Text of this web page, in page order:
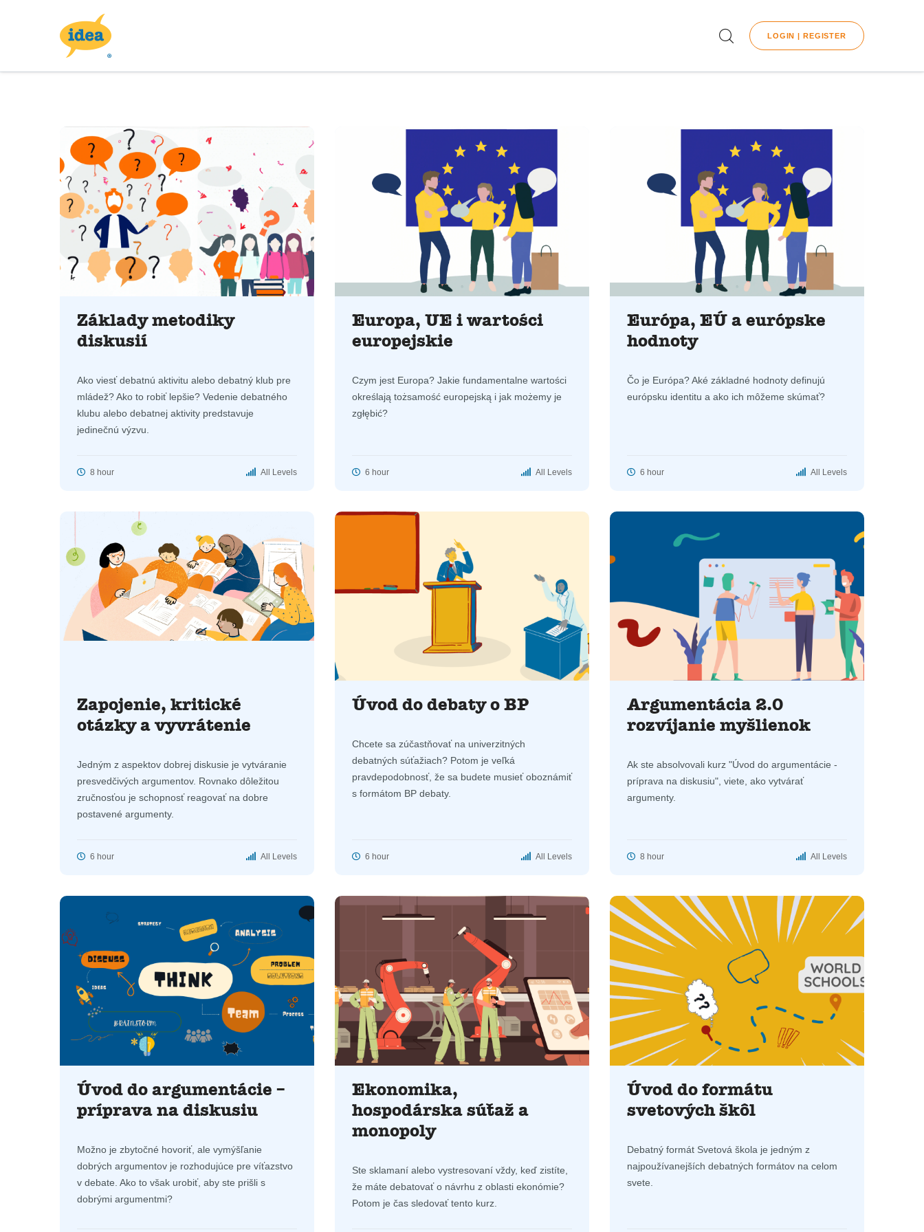
LOGIN | REGISTER
Základy metodiky
diskusií
Ako viesť debatnú aktivitu alebo debatný klub pre
mládež? Ako to robiť lepšie? Vedenie debatného
klubu alebo debatnej aktivity predstavuje
jedinečnú výzvu.
8 hour All Levels
Europa, UE i wartości
europejskie
Czym jest Europa? Jakie fundamentalne wartości
określają tożsamość europejską i jak możemy je
zgłębić?
6 hour All Levels
Európa, EÚ a európske
hodnoty
Čo je Európa? Aké základné hodnoty definujú
európsku identitu a ako ich môžeme skúmať?
6 hour All Levels
Zapojenie, kritické
otázky a vyvrátenie
Jedným z aspektov dobrej diskusie je vytváranie
presvedčivých argumentov. Rovnako dôležitou
zručnosťou je schopnosť reagovať na dobre
postavené argumenty.
6 hour All Levels
Úvod do debaty o BP
Chcete sa zúčastňovať na univerzitných
debatných súťažiach? Potom je veľká
pravdepodobnosť, že sa budete musieť oboznámiť
s formátom BP debaty.
6 hour All Levels
Argumentácia 2.0
rozvíjanie myšlienok
Ak ste absolvovali kurz "Úvod do argumentácie -
príprava na diskusiu", viete, ako vytvárať
argumenty.
8 hour All Levels
Úvod do argumentácie –
príprava na diskusiu
Možno je zbytočné hovoriť, ale vymýšľanie
dobrých argumentov je rozhodujúce pre víťazstvo
v debate. Ako to však urobiť, aby ste prišli s
dobrými argumentmi?
Ekonomika,
hospodárska súťaž a
monopoly
Ste sklamaní alebo vystresovaní vždy, keď zistíte,
že máte debatovať o návrhu z oblasti ekonómie?
Potom je čas sledovať tento kurz.
Úvod do formátu
svetových škôl
Debatný formát Svetová škola je jedným z
najpoužívanejších debatných formátov na celom
svete.